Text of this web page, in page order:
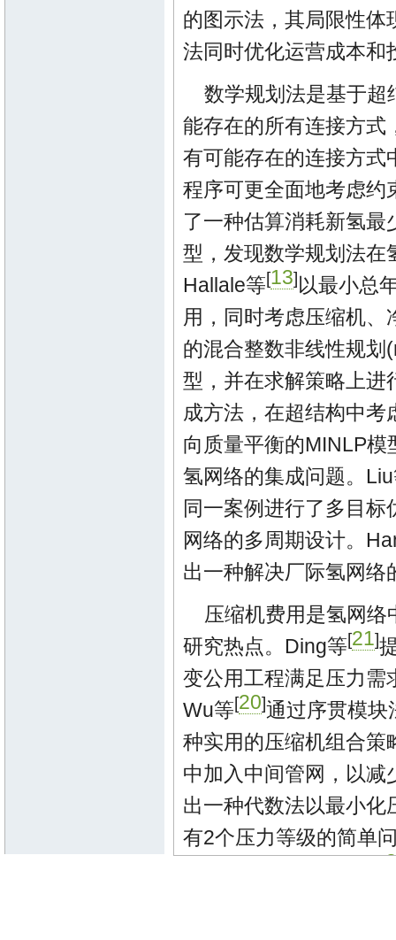
的图示法，其局限性体
法同时优化运营成本和
数学规划法是基于超
能存在的所有连接方式
有可能存在的连接方式
程序可更全面地考虑约
了一种估算消耗新氢
型，发现数学规划法在
Hallale等[13] 以最小总
用，同时考虑压缩机、
的混合整数非线性规
型，并在求解策略上进
成方法，在超结构中
向质量平衡的MINLP
氢网络的集成问题。
同一案例进行了多目标
网络的多周期设计。
出一种解决厂际氢网络
压缩机费用是氢网络
研究热点。Ding等[21]
变公用工程满足压力需
Wu等[20]通过序贯模块
种实用的压缩机组合策
中加入中间管网，以
出一种代数法以最小化
有2个压力等级的简单